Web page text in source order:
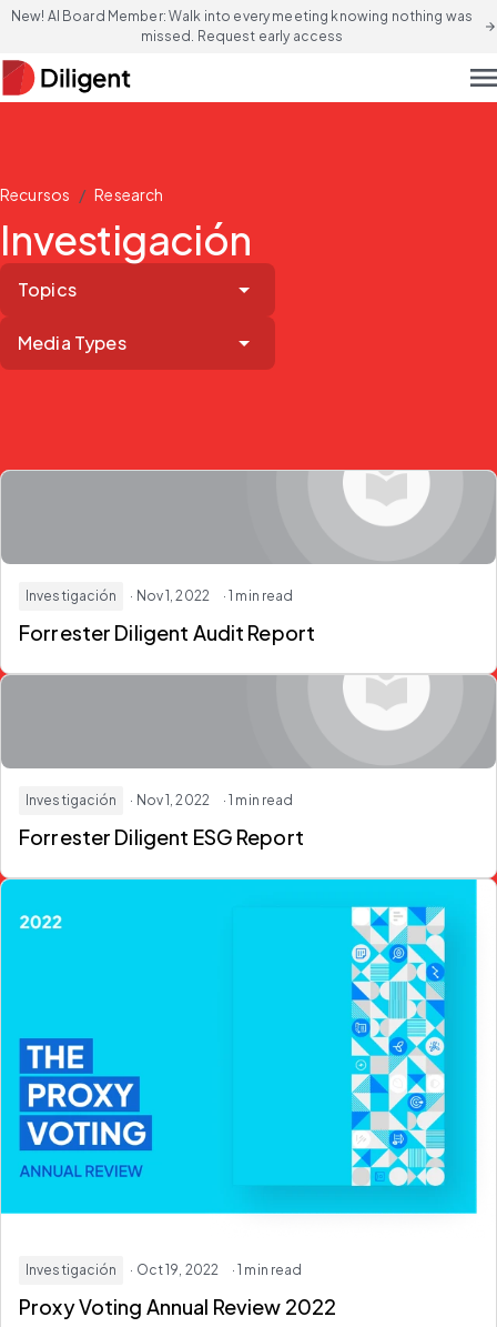
New! AI Board Member: Walk into every meeting knowing nothing was
missed. Request early access
arrow_forward
Recursos / Research
Investigación
Topics
Media Types
Investigación · Nov 1, 2022 · 1 min read
Forrester Diligent Audit Report
Investigación · Nov 1, 2022 · 1 min read
Forrester Diligent ESG Report
Investigación · Oct 19, 2022 · 1 min read
Proxy Voting Annual Review 2022